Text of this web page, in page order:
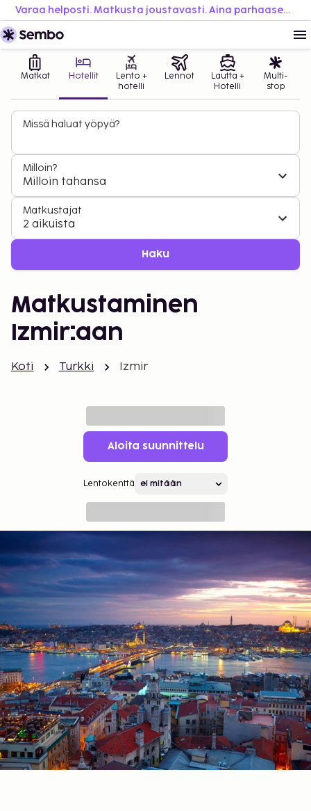
Varaa helposti. Matkusta joustavasti. Aina parhaaseen hintaan.
Matkat Hotellit
Lento +
hotelli
Lennot
Lautta +
Hotelli
Multi-
stop
Missä haluat yöpyä?
Milloin?
Milloin tahansa
Matkustajat
2 aikuista
Haku
Matkustaminen
Izmir:aan
Koti Turkki Izmir
Aloita suunnittelu
Lentokenttä